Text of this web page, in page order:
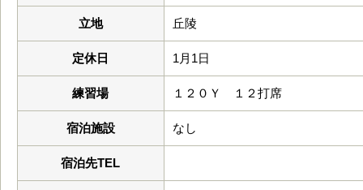
立地 丘陵
定休日 1月1日
練習場 １２０Ｙ １２打席
宿泊施設 なし
宿泊先TEL